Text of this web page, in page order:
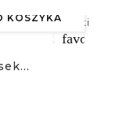
KOSZYKA